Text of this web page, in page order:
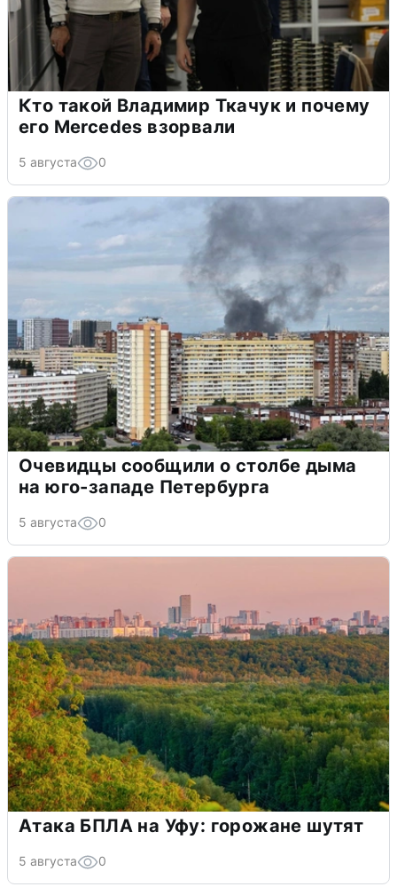
Кто такой Владимир Ткачук и почему
его Mercedes взорвали
5 августа 0
Очевидцы сообщили о столбе дыма
на юго-западе Петербурга
5 августа 0
Атака БПЛА на Уфу: горожане шутят
5 августа 0